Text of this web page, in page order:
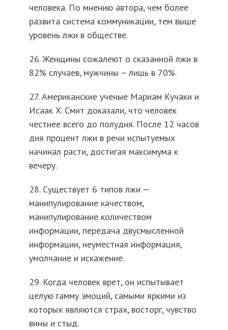
человека. По мнению автора, чем более
развита система коммуникации, тем выше
уровень лжи в обществе.
26. Женщины сожалеют о сказанной лжи в
82% случаев, мужчины – лишь в 70%.
27. Американские ученые Мариам Кучаки и
Исаак Х. Смит доказали, что человек
честнее всего до полудня. После 12 часов
дня процент лжи в речи испытуемых
начинал расти, достигая максимума к
вечеру.
28. Существует 6 типов лжи —
манипулирование качеством,
манипулирование количеством
информации, передача двусмысленной
информации, неуместная информация,
умолчание и искажение.
29. Когда человек врет, он испытывает
целую гамму эмоций, самыми яркими из
которых являются страх, восторг, чувство
вины и стыд.